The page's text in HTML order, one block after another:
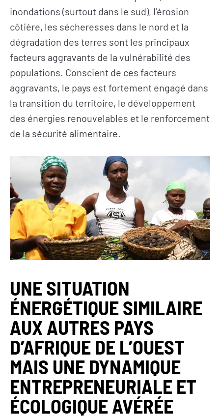
inondations (surtout dans le sud), l’érosion
côtière, les sécheresses dans le nord et la
dégradation des terres sont les principaux
facteurs aggravants de la vulnérabilité des
populations. Conscient de ces facteurs
aggravants, le pays est fortement engagé dans
la transition du territoire, le développement
des énergies renouvelables et le renforcement
de la sécurité alimentaire.
UNE SITUATION
ÉNERGÉTIQUE SIMILAIRE
AUX AUTRES PAYS
D’AFRIQUE DE L’OUEST
MAIS UNE DYNAMIQUE
ENTREPRENEURIALE ET
ÉCOLOGIQUE AVÉRÉE